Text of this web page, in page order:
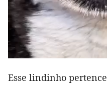
Esse lindinho